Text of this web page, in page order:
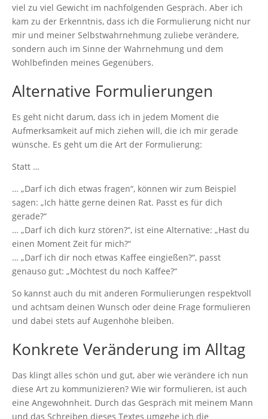
viel zu viel Gewicht im nachfolgenden Gespräch. Aber ich
kam zu der Erkenntnis, dass ich die Formulierung nicht nur
mir und meiner Selbstwahrnehmung zuliebe verändere,
sondern auch im Sinne der Wahrnehmung und dem
Wohlbefinden meines Gegenübers.
Alternative Formulierungen
Es geht nicht darum, dass ich in jedem Moment die
Aufmerksamkeit auf mich ziehen will, die ich mir gerade
wünsche. Es geht um die Art der Formulierung:
Statt …
… „Darf ich dich etwas fragen“, können wir zum Beispiel
sagen: „Ich hätte gerne deinen Rat. Passt es für dich
gerade?“
… „Darf ich dich kurz stören?“, ist eine Alternative: „Hast du
einen Moment Zeit für mich?“
… „Darf ich dir noch etwas Kaffee eingießen?“, passt
genauso gut: „Möchtest du noch Kaffee?“
So kannst auch du mit anderen Formulierungen respektvoll
und achtsam deinen Wunsch oder deine Frage formulieren
und dabei stets auf Augenhöhe bleiben.
Konkrete Veränderung im Alltag
Das klingt alles schön und gut, aber wie verändere ich nun
diese Art zu kommunizieren? Wie wir formulieren, ist auch
eine Angewohnheit. Durch das Gespräch mit meinem Mann
und das Schreiben dieses Textes umgehe ich die